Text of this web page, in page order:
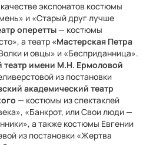
экспонатов костюмы
и «Старый друг лучше
оперетты— костюмы
а театр «Мастерская Петра
и овцы» и «Бесприданница».
театр имени М.Н. Ермоловой
из постановки
академический театр
— костюмы из спектаклей
«Банкрот, или Свои люди —
а также костюмы Евгении
из постановки «Жертва